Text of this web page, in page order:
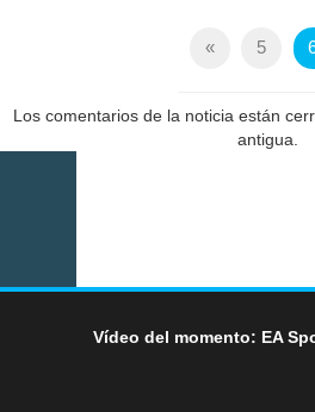
« 5
Los comentarios de la noticia están
antigua.
Vídeo del momento: EA